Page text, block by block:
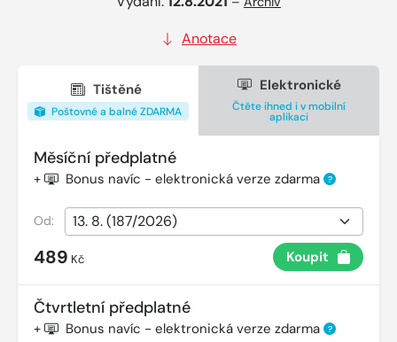
Anotace
Tištěné
Poštovné a balné ZDARMA
Elektronické
Čtěte ihned i v mobilní
aplikaci
Měsíční předplatné
+ Bonus navíc - elektronická verze zdarma ?
Od:
489 Kč Koupit
Čtvrtletní předplatné
+ Bonus navíc - elektronická verze zdarma ?